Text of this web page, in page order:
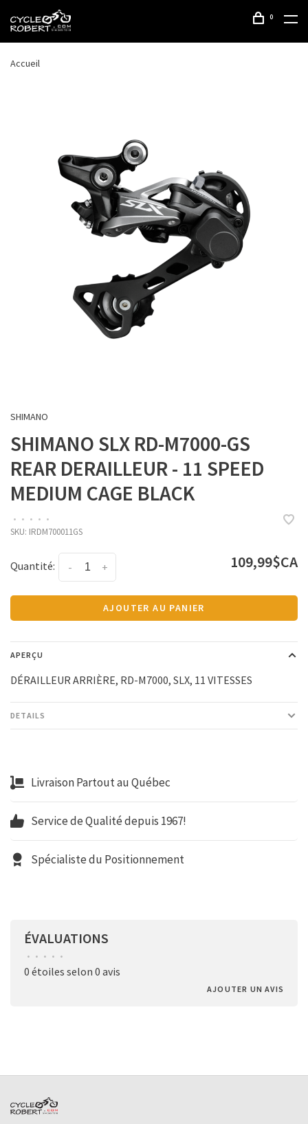
0
Accueil
SHIMANO
SHIMANO SLX RD-M7000-GS
REAR DERAILLEUR - 11 SPEED
MEDIUM CAGE BLACK
• • • • •
SKU: IRDM700011GS
Quantité: +
- 109,99$CA
AJOUTER AU PANIER
APERÇU
DÉRAILLEUR ARRIÈRE, RD-M7000, SLX, 11 VITESSES
DETAILS
Livraison Partout au Québec
Service de Qualité depuis 1967!
Spécialiste du Positionnement
ÉVALUATIONS
• • • • •
0 étoiles selon 0 avis
AJOUTER UN AVIS